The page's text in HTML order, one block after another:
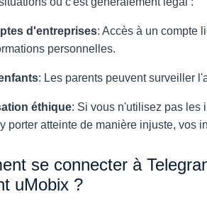
d'entreprises: Accès à un compte
personnelles.
: Les parents peuvent surveiller
éthique: Si vous n'utilisez pas les
porter atteinte de manière injuste, vos
se connecter à
uMobix ?